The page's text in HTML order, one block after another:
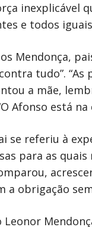
inexplicável
e todos
Mendonça,
tudo”.
a mãe,
Afonso está
se referiu à
para as
a obrigação